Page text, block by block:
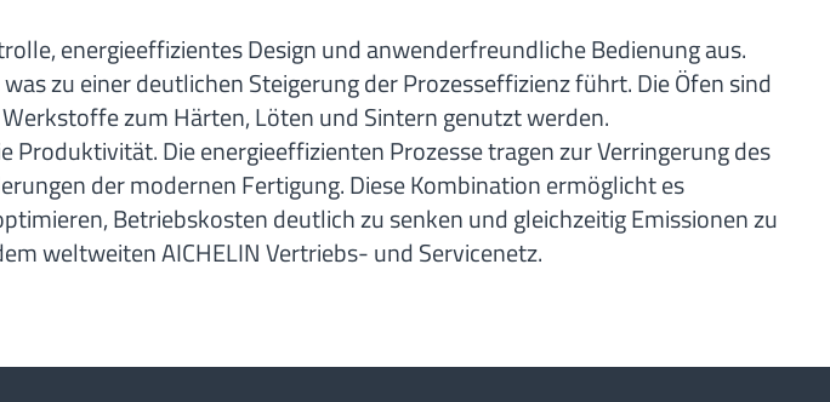
energieeffizientes Design und anwenderfreundliche Bedienung aus.
zu einer deutlichen Steigerung der Prozesseffizienz führt. Die Öfen sind
zum Härten, Löten und Sintern genutzt werden.
Die energieeffizienten Prozesse tragen zur Verringerung des
der modernen Fertigung. Diese Kombination ermöglicht es
Betriebskosten deutlich zu senken und gleichzeitig Emissionen zu
weltweiten AICHELIN Vertriebs- und Servicenetz.